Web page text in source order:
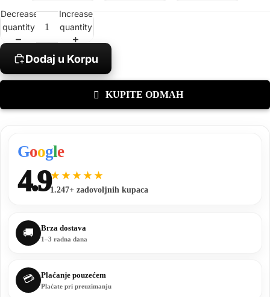
Decrease
quantity
Increase
quantity
Dodaj u Korpu
KUPITE ODMAH
Google
4.9★★★★★
1.247+ zadovoljnih kupaca
🚚 Brza dostava
1–3 radna dana
💳 Plaćanje pouzećem
Plaćate pri preuzimanju